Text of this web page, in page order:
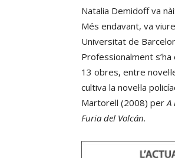
Natalia Demidoff va
Més endavant, va
Universitat de
Professionalment
13 obres, entre
cultiva la novel·la
Martorell (2008) perA
Furia del Volcán.